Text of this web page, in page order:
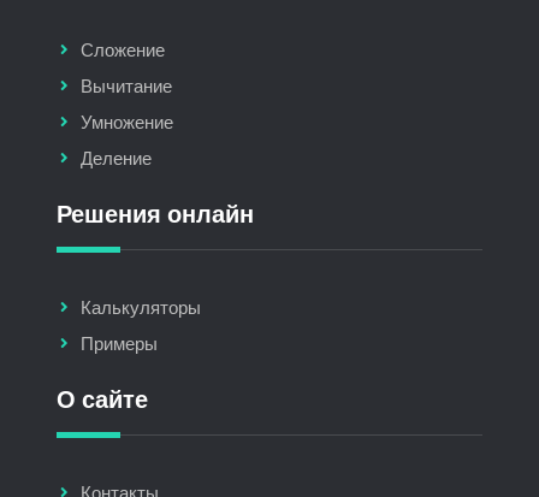
Сложение
Вычитание
Умножение
Деление
Решения онлайн
Калькуляторы
Примеры
О сайте